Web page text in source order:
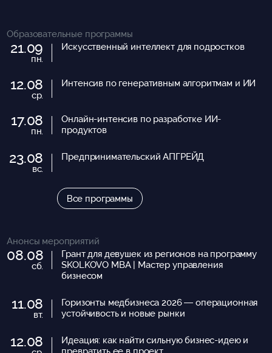
Образовательные программы
21.09
пн.
Искусственный интеллект для подростков
12.08
ср.
Интенсив по генеративным алгоритмам и ИИ
17.08
пн.
Онлайн-интенсив по разработке ИИ-
продуктов
23.08
вс.
Предпринимательский АПГРЕЙД
Все программы
Анонсы мероприятий
08.08
сб.
Грант для девушек из регионов на программу
SKOLKOVO MBA | Мастер управления
бизнесом
11.08
вт.
Горизонты медбизнеса 2026 — операционная
устойчивость и новые рынки
12.08
Идеация: как найти сильную бизнес-идею и